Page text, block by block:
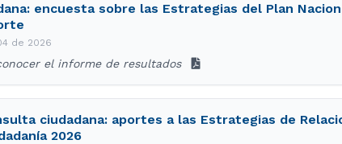
encuesta sobre las Estrategias del Plan
de 2026
el informe de resultados
ciudadana: aportes a las Estrategias de
2026